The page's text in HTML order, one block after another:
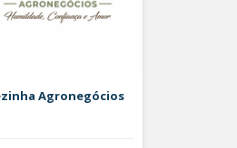
Agronegócios